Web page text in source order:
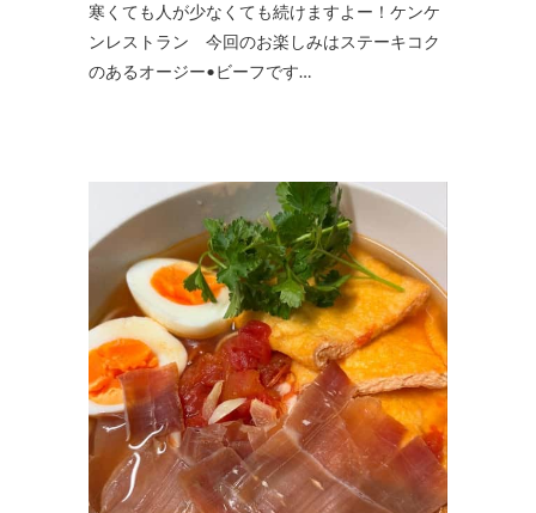
寒くても人が少なくても続けますよー！ケンケ
ンレストラン 今回のお楽しみはステーキコク
のあるオージー•ビーフです…